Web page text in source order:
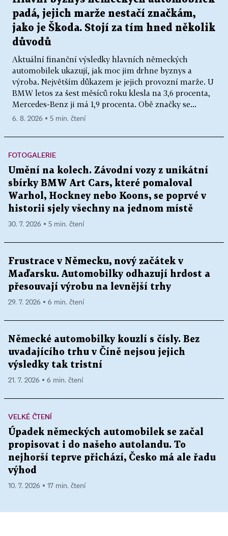
padá, jejich marže nestačí značkám,
jako je Škoda. Stojí za tím hned několik
důvodů
Aktuální finanční výsledky hlavních německých
automobilek ukazují, jak moc jim drhne byznys a
výroba. Největším důkazem je jejich provozní marže. U
BMW letos za šest měsíců roku klesla na 3,6 procenta,
Mercedes-Benz ji má 1,9 procenta. Obě značky se...
6. 8. 2026 ▪ 5 min. čtení
FOTOGALERIE
Umění na kolech. Závodní vozy z unikátní
sbírky BMW Art Cars, které pomaloval
Warhol, Hockney nebo Koons, se poprvé v
historii sjely všechny na jednom místě
30. 7. 2026 ▪ 5 min. čtení
Frustrace v Německu, nový začátek v
Maďarsku. Automobilky odhazují hrdost a
přesouvají výrobu na levnější trhy
29. 7. 2026 ▪ 6 min. čtení
Německé automobilky kouzlí s čísly. Bez
uvadajícího trhu v Číně nejsou jejich
výsledky tak tristní
21. 7. 2026 ▪ 6 min. čtení
VELKÉ ČTENÍ
Úpadek německých automobilek se začal
propisovat i do našeho autolandu. To
nejhorší teprve přichází, Česko má ale řadu
výhod
10. 7. 2026 ▪ 17 min. čtení